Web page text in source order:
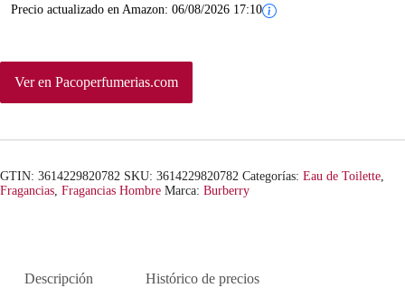
i
a
r
a
e
3
Precio actualizado en Amazon: 06/08/2026 17:10
Ver en Pacoperfumerias.com
GTIN: 3614229820782 SKU: 3614229820782 Categorías: Eau de Toilette,
Fragancias, Fragancias Hombre Marca: Burberry
Descripción Histórico de precios